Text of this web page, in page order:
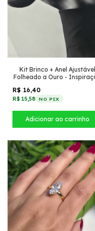
Kit Brinco + Anel Ajustável
Folheado a Ouro -
R$ 16,40
R$ 15,58 NO PIX